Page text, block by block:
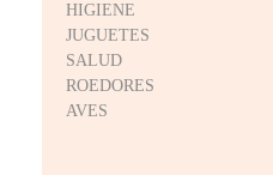
HIGIENE
JUGUETES
SALUD
ROEDORES
AVES